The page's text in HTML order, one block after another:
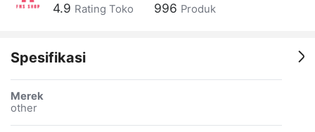
4.9 Rating Toko 996 Produk
Spesifikasi
Merek
other